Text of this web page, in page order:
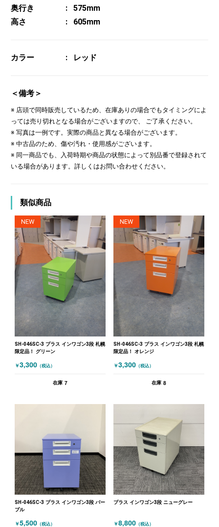
奥行き
575mm
高さ
605mm
カラー レッド
＜備考＞
※ 店頭で同時販売しているため、在庫ありの場合でもタイミングによ
っては売り切れとなる場合がございますので、 ご了承ください。
※ 写真は一例です。実際の商品と異なる場合がございます。
※ 中古品のため、傷や汚れ・使用感がございます。
※ 同一商品でも、入荷時期や商品の状態によって別品番で登録されて
いる場合があります。詳しくはお問い合わせください。
類似商品
NEW
SH-046SC-3 プラス インワゴン3段 札幌
限定品！ グリーン
￥3,300 （税込）
在庫 7
NEW
SH-046SC-3 プラス インワゴン3段 札幌
限定品！ オレンジ
￥3,300 （税込）
在庫 8
SH-046SC-3 プラス インワゴン3段 パー
プル
￥5,500 （税込）
プラス インワゴン3段 ニューグレー
￥8,800 （税込）